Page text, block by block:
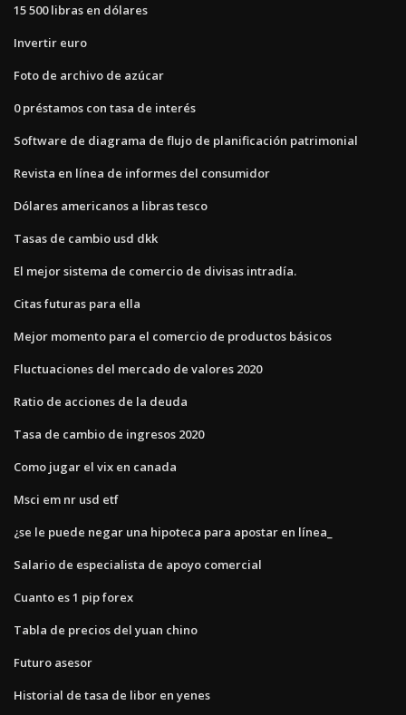
15 500 libras en dólares
Invertir euro
Foto de archivo de azúcar
0 préstamos con tasa de interés
Software de diagrama de flujo de planificación patrimonial
Revista en línea de informes del consumidor
Dólares americanos a libras tesco
Tasas de cambio usd dkk
El mejor sistema de comercio de divisas intradía.
Citas futuras para ella
Mejor momento para el comercio de productos básicos
Fluctuaciones del mercado de valores 2020
Ratio de acciones de la deuda
Tasa de cambio de ingresos 2020
Como jugar el vix en canada
Msci em nr usd etf
¿se le puede negar una hipoteca para apostar en línea_
Salario de especialista de apoyo comercial
Cuanto es 1 pip forex
Tabla de precios del yuan chino
Futuro asesor
Historial de tasa de libor en yenes